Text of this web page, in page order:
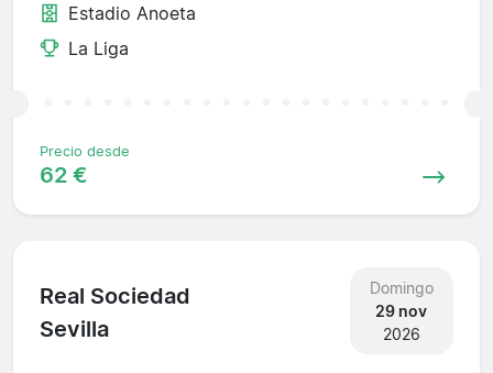
Estadio Anoeta
La Liga
Precio desde
62 €
Real Sociedad
Sevilla
Domingo
29 nov
2026